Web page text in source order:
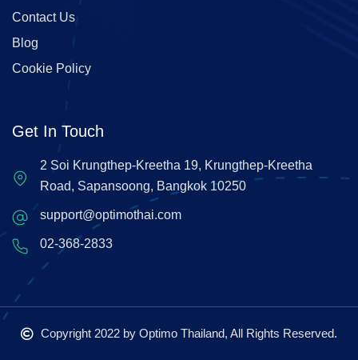
Contact Us
Blog
Cookie Policy
Get In Touch
2 Soi Krungthep-Kreetha 19, Krungthep-Kreetha
Road, Sapansoong, Bangkok 10250
support@optimothai.com
02-368-2833
Copyright 2022 by Optimo Thailand, All Rights Reserved.